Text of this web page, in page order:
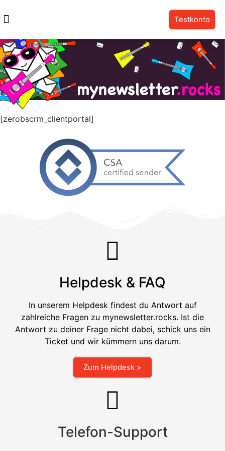
Testkonto
[zerobscrm_clientportal]
Helpdesk & FAQ
In unserem Helpdesk findest du Antwort auf
zahlreiche Fragen zu mynewsletter.rocks. Ist die
Antwort zu deiner Frage nicht dabei, schick uns ein
Ticket und wir kümmern uns darum.
Zum Helpdesk >
Telefon-Support